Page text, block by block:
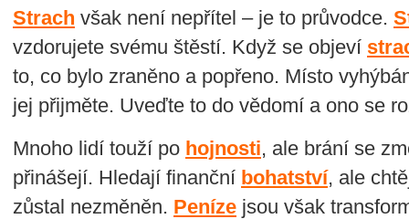
Strach však není nepřítel – je to průvodce.
vzdorujete svému štěstí. Když se objeví
to, co bylo zraněno a popřeno. Místo
jej přijměte. Uveďte to do vědomí a ono se
Mnoho lidí touží po hojnosti, ale brání se
přinášejí. Hledají finanční bohatství, ale
zůstal nezměněn. Peníze jsou však